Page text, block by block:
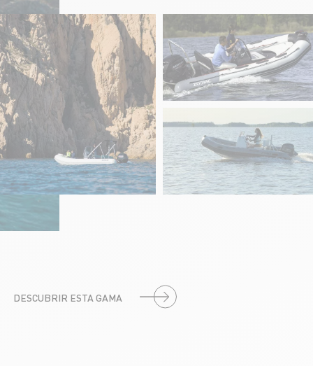
DESCUBRIR ESTA GAMA